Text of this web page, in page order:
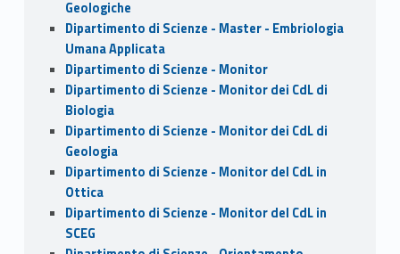
Geologiche
Dipartimento di Scienze - Master - Embriologia
Umana Applicata
Dipartimento di Scienze - Monitor
Dipartimento di Scienze - Monitor dei CdL di
Biologia
Dipartimento di Scienze - Monitor dei CdL di
Geologia
Dipartimento di Scienze - Monitor del CdL in
Ottica
Dipartimento di Scienze - Monitor del CdL in
SCEG